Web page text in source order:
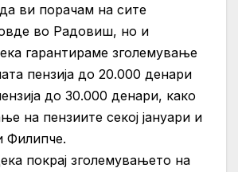
ви порачам на сите
во Радовиш, но и
гарантираме зголемување
пензија до 20.000 денари
до 30.000 денари, како
на пензиите секој јануари и
Филипче.
покрај зголемувањето на